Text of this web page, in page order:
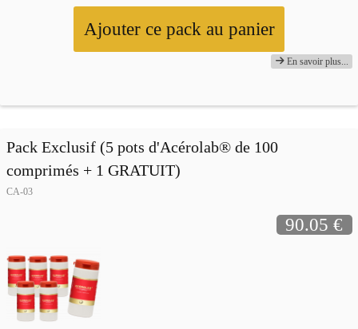
Ajouter ce pack au panier
En savoir plus...
Pack Exclusif (5 pots d'Acérolab® de 100
comprimés + 1 GRATUIT)
CA-03
90.05 €